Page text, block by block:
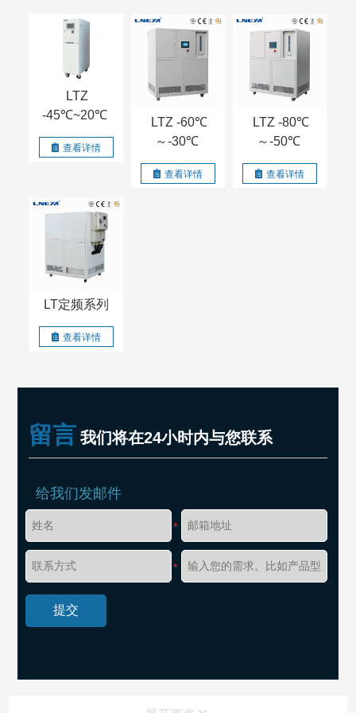
LTZ
-45℃~20℃
查看详情
LTZ -60℃
～-30℃
查看详情
LTZ -80℃
～-50℃
查看详情
LT定频系列
查看详情
留言 我们将在24小时内与您联系
给我们发邮件
*
*